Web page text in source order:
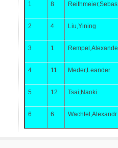
1 8 Reithmeier,Sebas
2 4 Liu,Yining
3 1
4 11 Meder,Leander
5 12 Tsai,Naoki
6 6 Wachtel,Alexandr